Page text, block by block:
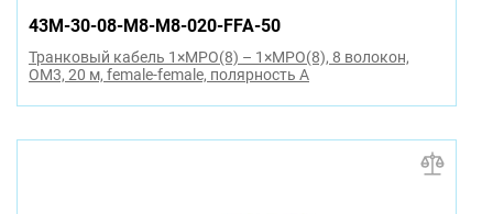
43M-30-08-M8-M8-020-FFA-50
Транковый кабель 1×MPO(8) – 1×MPO(8), 8 волокон,
OM3, 20 м, female-female, полярность A